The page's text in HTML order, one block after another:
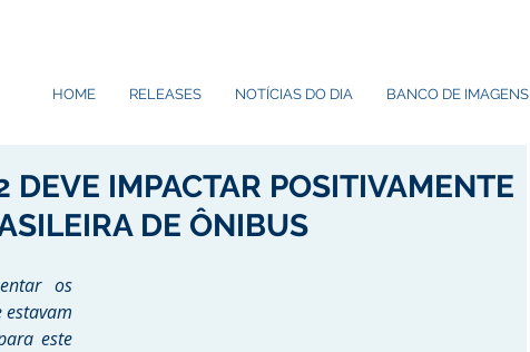
HOME RELEASES NOTÍCIAS DO DIA BANCO DE IMAGENS
DEVE IMPACTAR POSITIVAMENTE
DE ÔNIBUS
os
estavam
este